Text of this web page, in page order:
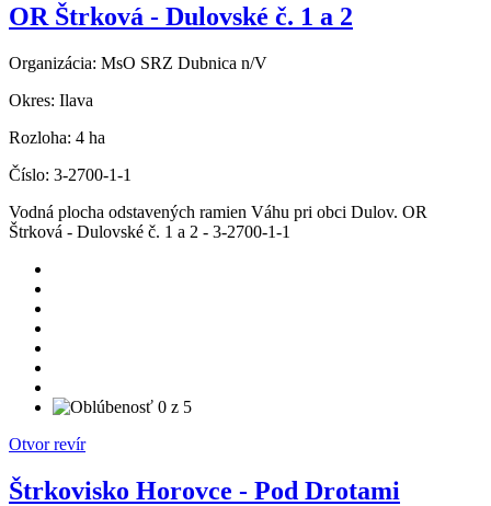
OR Štrková - Dulovské č. 1 a 2
Organizácia: MsO SRZ Dubnica n/V
Okres: Ilava
Rozloha: 4 ha
Číslo: 3-2700-1-1
Vodná plocha odstavených ramien Váhu pri obci Dulov. OR
Štrková - Dulovské č. 1 a 2 - 3-2700-1-1
Otvor revír
Štrkovisko Horovce - Pod Drotami